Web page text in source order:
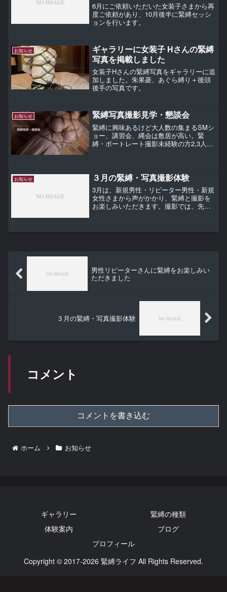
6月にご依頼いただいた女装子さまから再
度ご依頼があり、10月後半に緊縛セッシ
ョンを行います。
お知らせ
ギャラリーに女装子 Hさんの緊縛
写真を掲載しました
女装子Hさんの緊縛写真をギャラリーに追
加しました。朱果菱、あぐら縛り＋後頭
後手の写真です。
お知らせ 緊縛写真撮影見学・懇談会
緊縛に興味あるけど大人数の集まるSMシ
ョー、講習会、縄会は敷居が高い。緊
縛・ポートレート撮影未経験の方2,3人を
まりとした場なので...
お知らせ ３月の緊縛・写真撮影体験
3月は、新規男性・リピーター男性・新規
女性さまから声がかかり、緊縛と撮影を
お楽しみいただきます。撮影では、先日
す。
男性リピーターさんに緊縛をお楽しみい
ただきました
３月の緊縛・写真撮影体験
コメント
コメントを書き込む
ホーム お知らせ
ギャラリー
緊縛の種類
体験案内
ブログ
プロフィール
Copyright © 2017-2026 緊縛ライフ All Rights Reserved.